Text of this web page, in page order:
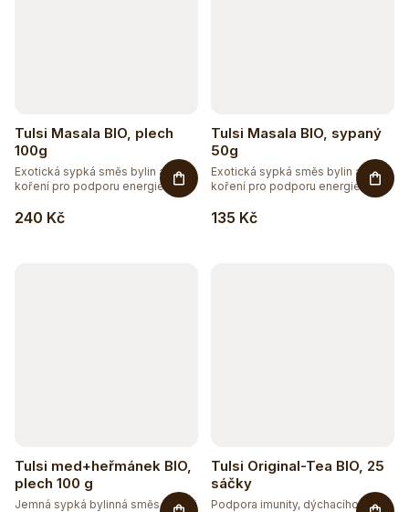
Tulsi Masala BIO, plech
100g
240 Kč
Exotická sypká směs bylin a
koření pro podporu energie. ...
Tulsi Masala BIO, sypaný
50g
135 Kč
Exotická sypká směs bylin a
koření pro podporu energie. ...
Tulsi med+heřmánek BIO,
plech 100 g
Jemná sypká bylinná směs s Tulsi
Tulsi Original-Tea BIO, 25
sáčky
Podpora imunity, dýchacího